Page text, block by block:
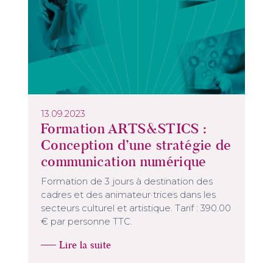
13.09.2023
Formation ARTS&STICS :
Conception d’une stratégie de
communication numérique
Formation de 3 jours à destination des
cadres et des animateur·trices dans les
secteurs culturel et artistique. Tarif : 390.00
€ par personne TTC.
Lire la suite